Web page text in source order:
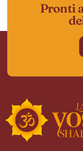
Pronti